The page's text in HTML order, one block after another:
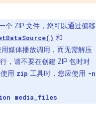
个 ZIP 文件，您可以通过偏移
和
媒体播放调用，而无需解压
，请不要在创建 ZIP 包时对
用 zip 工具时，您应使用 -n
media_files